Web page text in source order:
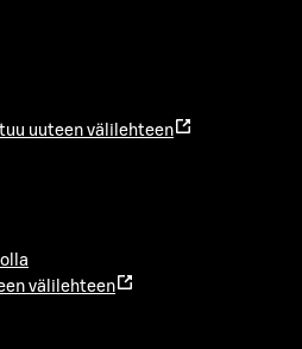
uuteen välilehteen
välilehteen